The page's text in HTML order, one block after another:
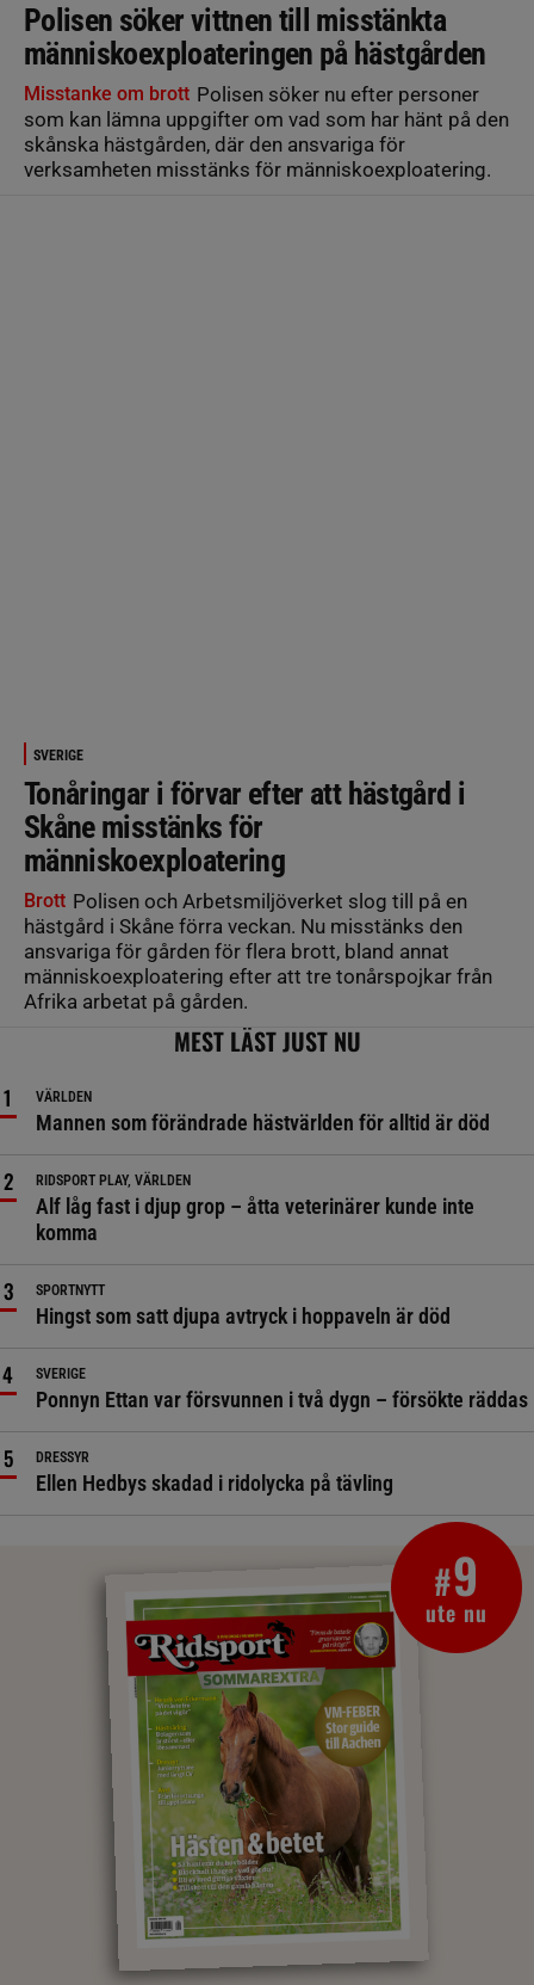
Polisen söker vittnen till misstänkta
människoexploateringen på hästgården
Misstanke om brott Polisen söker nu efter personer
som kan lämna uppgifter om vad som har hänt på den
skånska hästgården, där den ansvariga för
verksamheten misstänks för människoexploatering.
SVERIGE
Tonåringar i förvar efter att hästgård i
Skåne misstänks för
människoexploatering
Brott Polisen och Arbetsmiljöverket slog till på en
hästgård i Skåne förra veckan. Nu misstänks den
ansvariga för gården för flera brott, bland annat
människoexploatering efter att tre tonårspojkar från
Afrika arbetat på gården.
MEST LÄST JUST NU
VÄRLDEN
Mannen som förändrade hästvärlden för alltid är död
RIDSPORT PLAY, VÄRLDEN
Alf låg fast i djup grop – åtta veterinärer kunde inte
komma
SPORTNYTT
Hingst som satt djupa avtryck i hoppaveln är död
SVERIGE
Ponnyn Ettan var försvunnen i två dygn – försökte räddas
DRESSYR
Ellen Hedbys skadad i ridolycka på tävling
#9
ute nu